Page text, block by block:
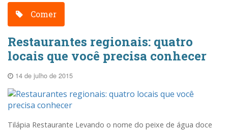
Comer
Restaurantes regionais: quatro
locais que você precisa conhecer
14 de julho de 2015
Tilápia Restaurante Levando o nome do peixe de água doce